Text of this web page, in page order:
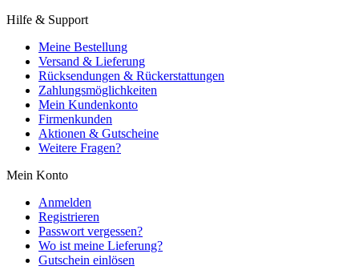
Hilfe & Support
Meine Bestellung
Versand & Lieferung
Rücksendungen & Rückerstattungen
Zahlungsmöglichkeiten
Mein Kundenkonto
Firmenkunden
Aktionen & Gutscheine
Weitere Fragen?
Mein Konto
Anmelden
Registrieren
Passwort vergessen?
Wo ist meine Lieferung?
Gutschein einlösen